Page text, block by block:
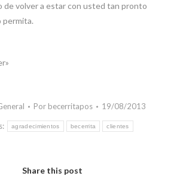
de volver a estar con usted tan pronto
permita.
Por becerritapos 19/08/2013
agradecimientos becerrita clientes
Share this post